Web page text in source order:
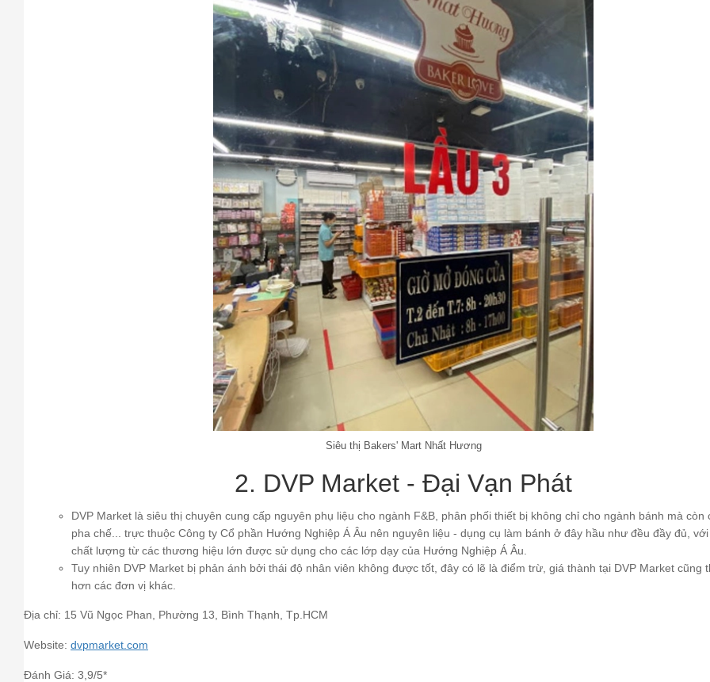
Siêu thị Bakers' Mart Nhất Hương
2. DVP Market - Đại Vạn Phát
DVP Market là siêu thị chuyên cung cấp nguyên phụ liệu cho ngành F&B, phân phối thiết bị không chỉ cho ngành bánh mà còn
pha chế... trực thuộc Công ty Cổ phần Hướng Nghiệp Á Âu nên nguyên liệu - dụng cụ làm bánh ở đây hầu như đều đầy đủ,
chất lượng từ các thương hiệu lớn được sử dụng cho các lớp dạy của Hướng Nghiệp Á Âu.
Tuy nhiên DVP Market bị phản ánh bởi thái độ nhân viên không được tốt, đây có lẽ là điểm trừ, giá thành tại DVP Market cũng
hơn các đơn vị khác.
Địa chỉ: 15 Vũ Ngọc Phan, Phường 13, Bình Thạnh, Tp.HCM
Website: dvpmarket.com
Đánh Giá: 3,9/5*